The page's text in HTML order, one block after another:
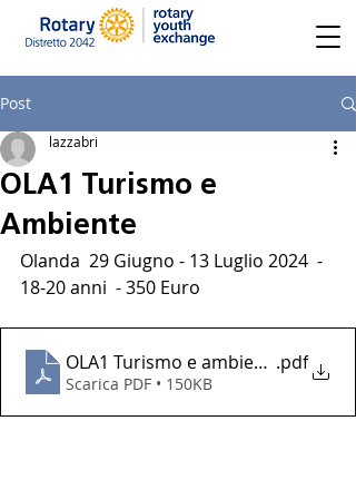
Post
OLA1 Turismo e
Ambiente
lazzabri
Olanda  29 Giugno - 13 Luglio 2024  -
18-20 anni  - 350 Euro
OLA1 Turismo e ambiente.pdf
Scarica PDF • 150KB